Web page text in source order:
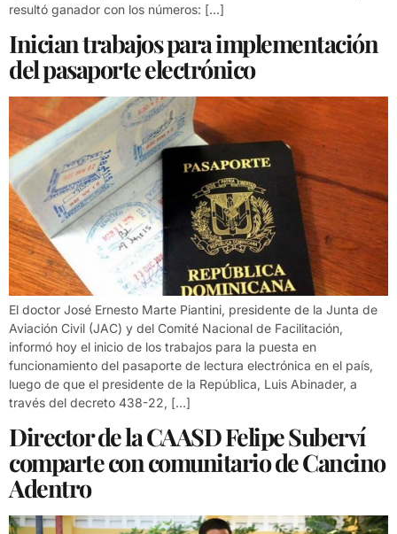
resultó ganador con los números: […]
Inician trabajos para implementación
del pasaporte electrónico
El doctor José Ernesto Marte Piantini, presidente de la Junta de
Aviación Civil (JAC) y del Comité Nacional de Facilitación,
informó hoy el inicio de los trabajos para la puesta en
funcionamiento del pasaporte de lectura electrónica en el país,
luego de que el presidente de la República, Luis Abinader, a
través del decreto 438-22, […]
Director de la CAASD Felipe Suberví
comparte con comunitario de Cancino
Adentro